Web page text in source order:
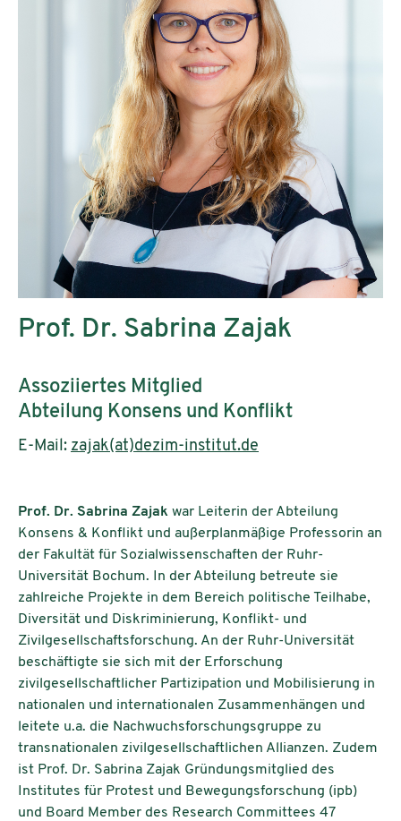
Prof. Dr. Sabrina Zajak
Assoziiertes Mitglied
Abteilung Konsens und Konflikt
E-Mail: zajak(at)dezim-institut.de
Prof. Dr. Sabrina Zajak war Leiterin der Abteilung
Konsens & Konflikt und außerplanmäßige Professorin an
der Fakultät für Sozialwissenschaften der Ruhr-
Universität Bochum. In der Abteilung betreute sie
zahlreiche Projekte in dem Bereich politische Teilhabe,
Diversität und Diskriminierung, Konflikt- und
Zivilgesellschaftsforschung. An der Ruhr-Universität
beschäftigte sie sich mit der Erforschung
zivilgesellschaftlicher Partizipation und Mobilisierung in
nationalen und internationalen Zusammenhängen und
leitete u.a. die Nachwuchsforschungsgruppe zu
transnationalen zivilgesellschaftlichen Allianzen. Zudem
ist Prof. Dr. Sabrina Zajak Gründungsmitglied des
Institutes für Protest und Bewegungsforschung (ipb)
und Board Member des Research Committees 47